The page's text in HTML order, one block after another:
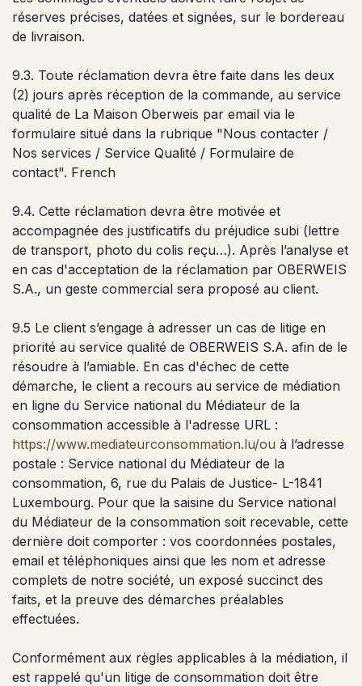
réserves précises, datées et signées, sur le bordereau
de livraison.
9.3. Toute réclamation devra être faite dans les deux
(2) jours après réception de la commande, au service
qualité de La Maison Oberweis par email via le
formulaire situé dans la rubrique "Nous contacter /
Nos services / Service Qualité / Formulaire de
contact". French
9.4. Cette réclamation devra être motivée et
accompagnée des justificatifs du préjudice subi (lettre
de transport, photo du colis reçu…). Après l’analyse et
en cas d'acceptation de la réclamation par OBERWEIS
S.A., un geste commercial sera proposé au client.
9.5 Le client s’engage à adresser un cas de litige en
priorité au service qualité de OBERWEIS S.A. afin de le
résoudre à l’amiable. En cas d'échec de cette
démarche, le client a recours au service de médiation
en ligne du Service national du Médiateur de la
consommation accessible à l'adresse URL :
https://www.mediateurconsommation.lu/ou à l’adresse
postale : Service national du Médiateur de la
consommation, 6, rue du Palais de Justice- L-1841
Luxembourg. Pour que la saisine du Service national
du Médiateur de la consommation soit recevable, cette
dernière doit comporter : vos coordonnées postales,
email et téléphoniques ainsi que les nom et adresse
complets de notre société, un exposé succinct des
faits, et la preuve des démarches préalables
effectuées.
Conformément aux règles applicables à la médiation, il
est rappelé qu'un litige de consommation doit être